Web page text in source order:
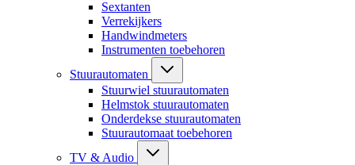
Sextanten
Verrekijkers
Handwindmeters
Instrumenten toebehoren
Stuurautomaten
Stuurwiel stuurautomaten
Helmstok stuurautomaten
Onderdekse stuurautomaten
Stuurautomaat toebehoren
TV & Audio